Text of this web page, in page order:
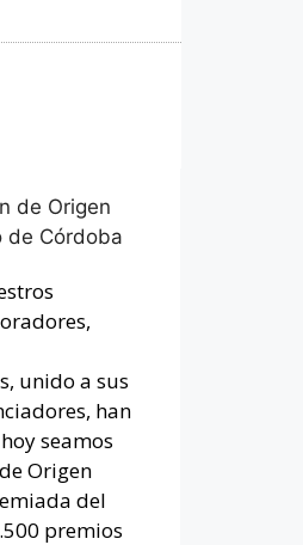
unido a sus
han
seamos
Origen
del
premios